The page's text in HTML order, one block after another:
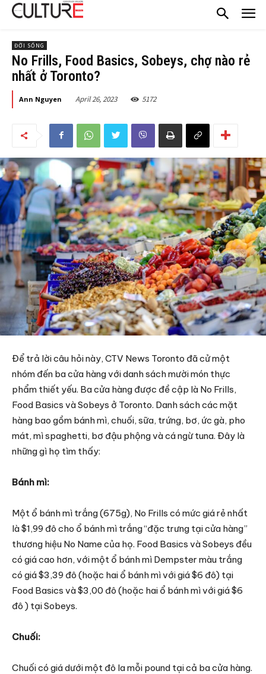
ĐỜI SỐNG
No Frills, Food Basics, Sobeys, chợ nào rẻ
nhất ở Toronto?
Ann Nguyen April 26, 2023 5172
Để trả lời câu hỏi này, CTV News Toronto đã cử một
nhóm đến ba cửa hàng với danh sách mười món thực
phẩm thiết yếu. Ba cửa hàng được đề cập là No Frills,
Food Basics và Sobeys ở Toronto. Danh sách các mặt
hàng bao gồm bánh mì, chuối, sữa, trứng, bơ, ức gà, pho
mát, mì spaghetti, bơ đậu phộng và cá ngừ tuna. Đây là
những gì họ tìm thấy:
Bánh mì:
Một ổ bánh mì trắng (675g), No Frills có mức giá rẻ nhất
là $1,99 đô cho ổ bánh mì trắng “đặc trưng tại cửa hàng”
thương hiệu No Name của họ. Food Basics và Sobeys đều
có giá cao hơn, với một ổ bánh mì Dempster màu trắng
có giá $3,39 đô (hoặc hai ổ bánh mì với giá $6 đô) tại
Food Basics và $3,00 đô (hoặc hai ổ bánh mì với giá $6
đô ) tại Sobeys.
Chuối:
Chuối có giá dưới một đô la mỗi pound tại cả ba cửa hàng.